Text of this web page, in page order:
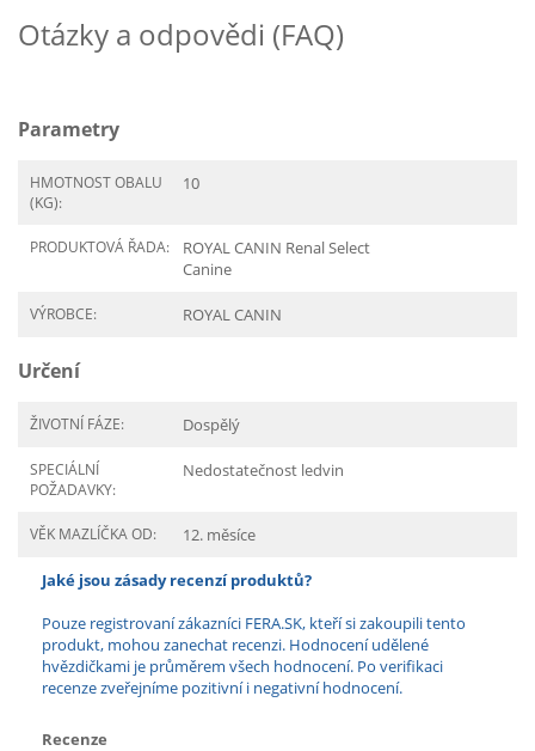
Otázky a odpovědi (FAQ)
Parametry
HMOTNOST OBALU
(KG):
10
PRODUKTOVÁ ŘADA:
ROYAL CANIN Renal Select
Canine
VÝROBCE: ROYAL CANIN
Určení
ŽIVOTNÍ FÁZE: Dospělý
SPECIÁLNÍ
POŽADAVKY:
Nedostatečnost ledvin
VĚK MAZLÍČKA OD: 12. měsíce
Jaké jsou zásady recenzí produktů?
Pouze registrovaní zákazníci FERA.SK, kteří si zakoupili tento
produkt, mohou zanechat recenzi. Hodnocení udělené
hvězdičkami je průměrem všech hodnocení. Po verifikaci
recenze zveřejníme pozitivní i negativní hodnocení.
Recenze